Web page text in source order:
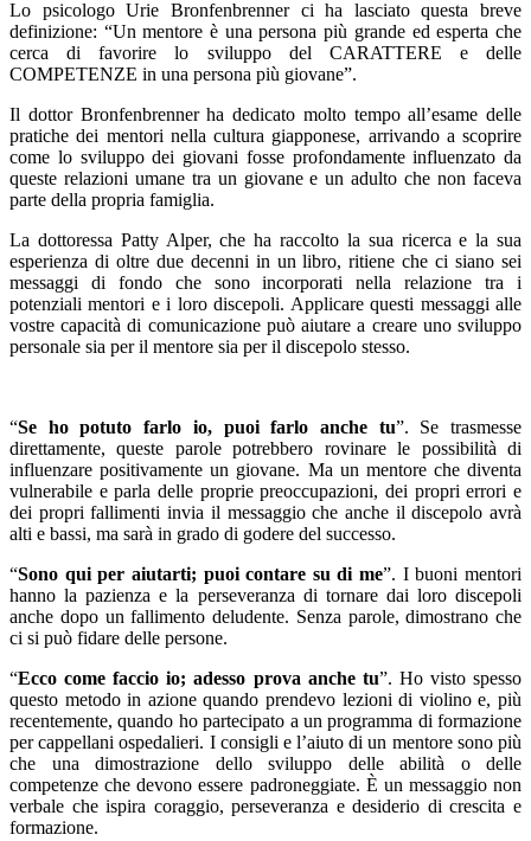
Lo psicologo Urie Bronfenbrenner ci ha lasciato questa breve
definizione: “Un mentore è una persona più grande ed esperta che
cerca di favorire lo sviluppo del CARATTERE e delle
COMPETENZE in una persona più giovane”.
Il dottor Bronfenbrenner ha dedicato molto tempo all’esame delle
pratiche dei mentori nella cultura giapponese, arrivando a scoprire
come lo sviluppo dei giovani fosse profondamente influenzato da
queste relazioni umane tra un giovane e un adulto che non faceva
parte della propria famiglia.
La dottoressa Patty Alper, che ha raccolto la sua ricerca e la sua
esperienza di oltre due decenni in un libro, ritiene che ci siano sei
messaggi di fondo che sono incorporati nella relazione tra i
potenziali mentori e i loro discepoli. Applicare questi messaggi alle
vostre capacità di comunicazione può aiutare a creare uno sviluppo
personale sia per il mentore sia per il discepolo stesso.
“Se ho potuto farlo io, puoi farlo anche tu”. Se trasmesse
direttamente, queste parole potrebbero rovinare le possibilità di
influenzare positivamente un giovane. Ma un mentore che diventa
vulnerabile e parla delle proprie preoccupazioni, dei propri errori e
dei propri fallimenti invia il messaggio che anche il discepolo avrà
alti e bassi, ma sarà in grado di godere del successo.
“Sono qui per aiutarti; puoi contare su di me”. I buoni mentori
hanno la pazienza e la perseveranza di tornare dai loro discepoli
anche dopo un fallimento deludente. Senza parole, dimostrano che
ci si può fidare delle persone.
“Ecco come faccio io; adesso prova anche tu”. Ho visto spesso
questo metodo in azione quando prendevo lezioni di violino e, più
recentemente, quando ho partecipato a un programma di formazione
per cappellani ospedalieri. I consigli e l’aiuto di un mentore sono più
che una dimostrazione dello sviluppo delle abilità o delle
competenze che devono essere padroneggiate. È un messaggio non
verbale che ispira coraggio, perseveranza e desiderio di crescita e
formazione.